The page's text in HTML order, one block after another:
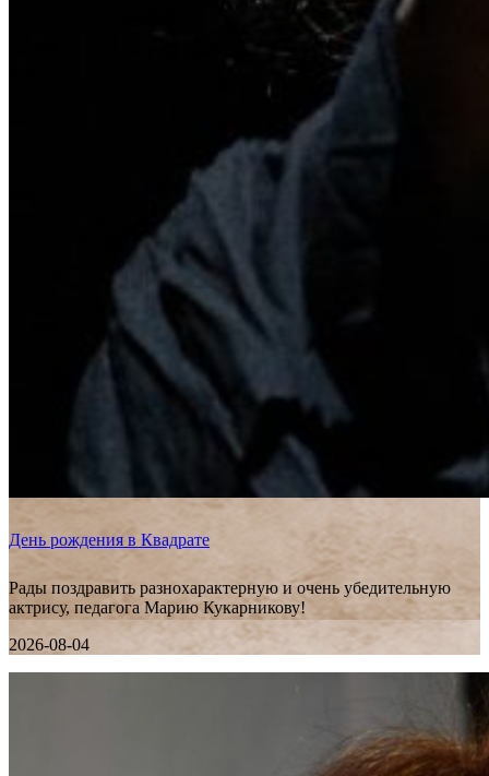
День рождения в Квадрате
Рады поздравить разнохарактерную и очень убедительную
актрису, педагога Марию Кукарникову!
2026-08-04